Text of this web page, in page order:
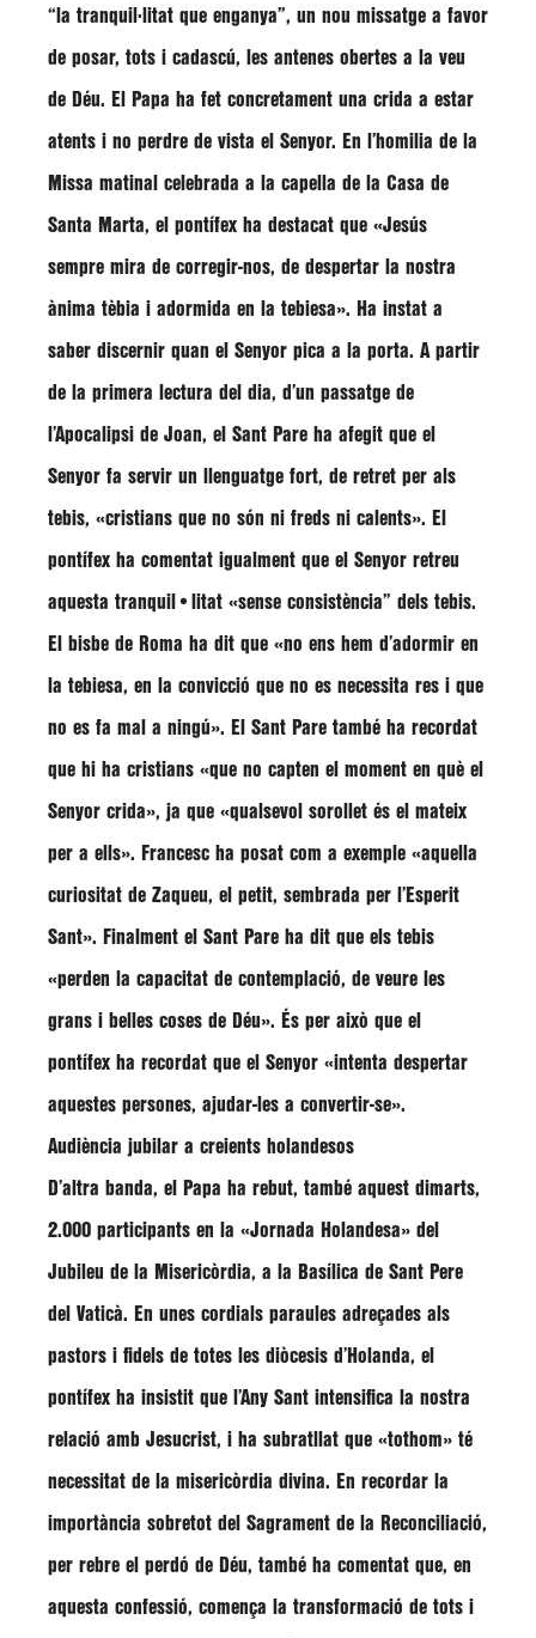
“la tranquil·litat que enganya”, un nou missatge a favor
de posar, tots i cadascú, les antenes obertes a la veu
de Déu. El Papa ha fet concretament una crida a estar
atents i no perdre de vista el Senyor. En l’homilia de la
Missa matinal celebrada a la capella de la Casa de
Santa Marta, el pontífex ha destacat que «Jesús
sempre mira de corregir-nos, de despertar la nostra
ànima tèbia i adormida en la tebiesa». Ha instat a
saber discernir quan el Senyor pica a la porta. A partir
de la primera lectura del dia, d’un passatge de
l’Apocalipsi de Joan, el Sant Pare ha afegit que el
Senyor fa servir un llenguatge fort, de retret per als
tebis, «cristians que no són ni freds ni calents». El
pontífex ha comentat igualment que el Senyor retreu
aquesta tranquil•litat «sense consistència” dels tebis.
El bisbe de Roma ha dit que «no ens hem d’adormir en
la tebiesa, en la convicció que no es necessita res i que
no es fa mal a ningú». El Sant Pare també ha recordat
que hi ha cristians «que no capten el moment en què el
Senyor crida», ja que «qualsevol sorollet és el mateix
per a ells». Francesc ha posat com a exemple «aquella
curiositat de Zaqueu, el petit, sembrada per l’Esperit
Sant». Finalment el Sant Pare ha dit que els tebis
«perden la capacitat de contemplació, de veure les
grans i belles coses de Déu». És per això que el
pontífex ha recordat que el Senyor «intenta despertar
aquestes persones, ajudar-les a convertir-se».
Audiència jubilar a creients holandesos
D’altra banda, el Papa ha rebut, també aquest dimarts,
2.000 participants en la «Jornada Holandesa» del
Jubileu de la Misericòrdia, a la Basílica de Sant Pere
del Vaticà. En unes cordials paraules adreçades als
pastors i fidels de totes les diòcesis d’Holanda, el
pontífex ha insistit que l’Any Sant intensifica la nostra
relació amb Jesucrist, i ha subratllat que «tothom» té
necessitat de la misericòrdia divina. En recordar la
importància sobretot del Sagrament de la Reconciliació,
per rebre el perdó de Déu, també ha comentat que, en
aquesta confessió, comença la transformació de tots i